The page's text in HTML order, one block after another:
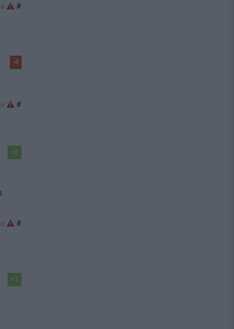
#
-4
#
+8
#
+2